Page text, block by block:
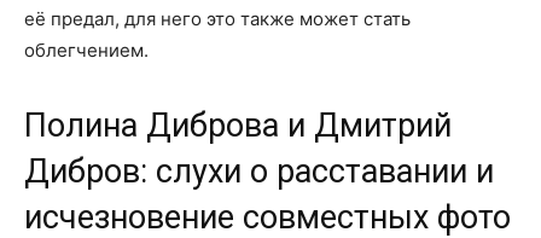
её предал, для него это также может стать
облегчением.
Полина Диброва и Дмитрий
Дибров: слухи о расставании и
исчезновение совместных фото